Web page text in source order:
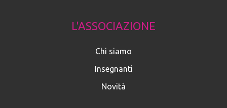
L'ASSOCIAZIONE
Chi siamo
Insegnanti
Novità